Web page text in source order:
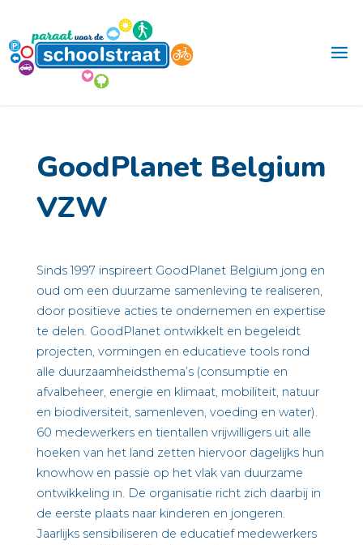
de
inhoud
GoodPlanet Belgium
VZW
Sinds 1997 inspireert GoodPlanet Belgium jong en
oud om een duurzame samenleving te realiseren,
door positieve acties te ondernemen en expertise
te delen. GoodPlanet ontwikkelt en begeleidt
projecten, vormingen en educatieve tools rond
alle duurzaamheidsthema’s (consumptie en
afvalbeheer, energie en klimaat, mobiliteit, natuur
en biodiversiteit, samenleven, voeding en water).
60 medewerkers en tientallen vrijwilligers uit alle
hoeken van het land zetten hiervoor dagelijks hun
knowhow en passie op het vlak van duurzame
ontwikkeling in. De organisatie richt zich daarbij in
de eerste plaats naar kinderen en jongeren.
Jaarlijks sensibiliseren de educatief medewerkers